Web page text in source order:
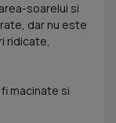
soarelui si
dar nu este
ridicate,
macinate si